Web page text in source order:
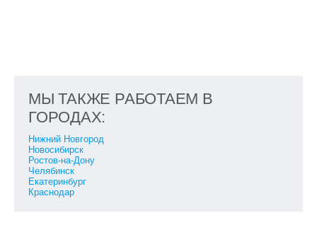
МЫ ТАКЖЕ РАБОТАЕМ В
ГОРОДАХ:
Нижний Новгород
Новосибирск
Ростов-на-Дону
Челябинск
Екатеринбург
Краснодар